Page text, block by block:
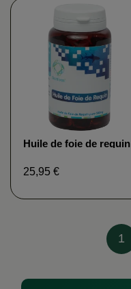
Huile de foie de requin
25,95 €
1